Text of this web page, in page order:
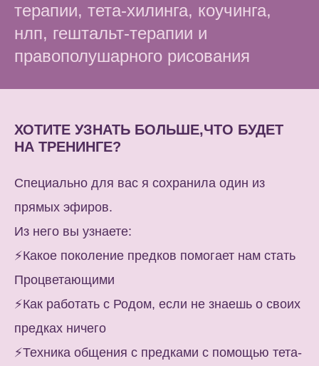
терапии, тета-хилинга, коучинга,
нлп, гештальт-терапии и
правополушарного рисования
ХОТИТЕ УЗНАТЬ БОЛЬШЕ,ЧТО БУДЕТ
НА ТРЕНИНГЕ?
Специально для вас я сохранила один из
прямых эфиров.
Из него вы узнаете:
⚡️Какое поколение предков помогает нам стать
Процветающими
⚡️Как работать с Родом, если не знаешь о своих
предках ничего
⚡️Техника общения с предками с помощью тета-